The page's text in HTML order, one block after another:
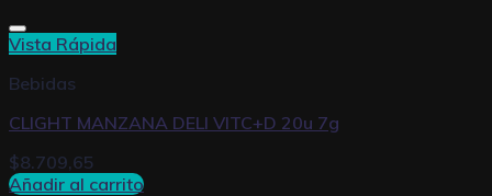
Vista Rápida
Bebidas
CLIGHT MANZANA DELI VITC+D 20u 7g
$8.709,65
Añadir al carrito